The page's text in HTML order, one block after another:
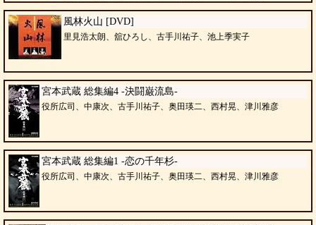
風林火山 [DVD]
里見浩太朗、舘ひろし、古手川祐子、池上季実子
宮本武蔵 総集編4 -決闘巌流島-
役所広司、中康次、古手川祐子、奥田瑛二、西村晃、津川雅彦
宮本武蔵 総集編1 -恋の千年杉-
役所広司、中康次、古手川祐子、奥田瑛二、西村晃、津川雅彦